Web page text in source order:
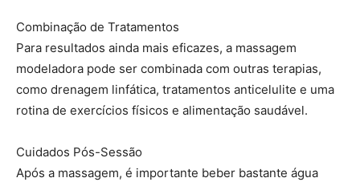
Combinação de Tratamentos
Para resultados ainda mais eficazes, a massagem
modeladora pode ser combinada com outras terapias,
como drenagem linfática, tratamentos anticelulite e uma
rotina de exercícios físicos e alimentação saudável.
Cuidados Pós-Sessão
Após a massagem, é importante beber bastante água